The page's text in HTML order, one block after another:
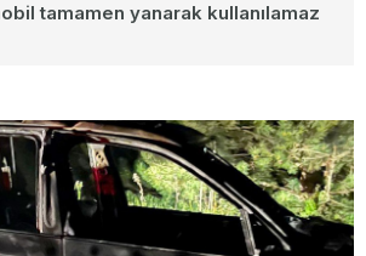
tamamen yanarak kullanılamaz